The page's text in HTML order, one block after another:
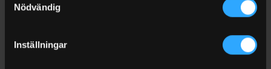
Nödvändig
Inställningar
fylla tanken från tankbil samt att kuna suga upp bränsle ur
2″ fallrör med svensk tankbilskoppling